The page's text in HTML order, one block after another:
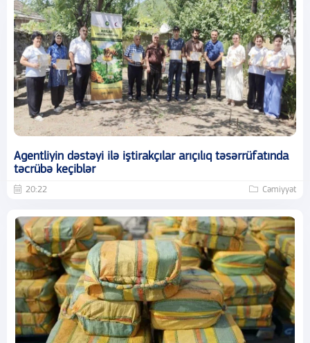
Agentliyin dəstəyi ilə iştirakçılar arıçılıq təsərrüfatında
təcrübə keçiblər
20:22 Cəmiyyət